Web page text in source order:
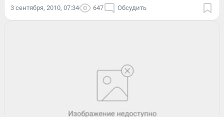
3 сентября, 2010, 07:34 647 Обсудить